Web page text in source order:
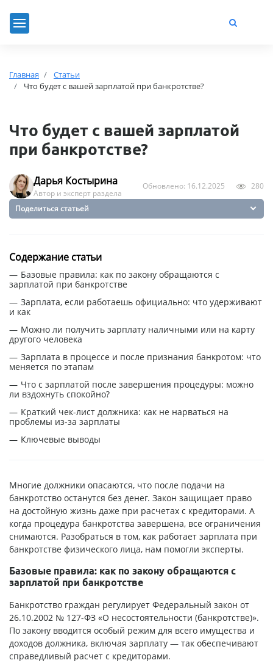
Главная
Статьи
Что будет с вашей зарплатой при банкротстве?
Что будет с вашей зарплатой
при банкротстве?
Дарья Костырина
Автор и эксперт раздела
Обновлено: 16.12.2025 280
Поделиться статьей
Содержание статьи
Базовые правила: как по закону обращаются с
зарплатой при банкротстве
Зарплата, если работаешь официально: что удерживают
и как
Можно ли получить зарплату наличными или на карту
другого человека
Зарплата в процессе и после признания банкротом: что
меняется по этапам
Что с зарплатой после завершения процедуры: можно
ли вздохнуть спокойно?
Краткий чек-лист должника: как не нарваться на
проблемы из-за зарплаты
Ключевые выводы
Многие должники опасаются, что после подачи на
банкротство останутся без денег. Закон защищает право
на достойную жизнь даже при расчетах с кредиторами. А
когда процедура банкротства завершена, все ограничения
снимаются. Разобраться в том, как работает зарплата при
банкротстве физического лица, нам помогли эксперты.
Базовые правила: как по закону обращаются с
зарплатой при банкротстве
Банкротство граждан регулирует Федеральный закон от
26.10.2002 № 127-ФЗ «О несостоятельности (банкротстве)».
По закону вводится особый режим для всего имущества и
доходов должника, включая зарплату — так обеспечивают
справедливый расчет с кредиторами.